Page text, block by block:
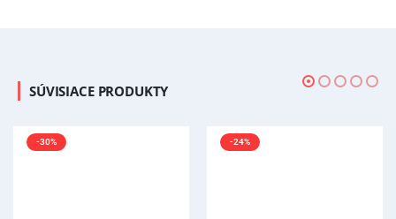
SÚVISIACE PRODUKTY
-24%